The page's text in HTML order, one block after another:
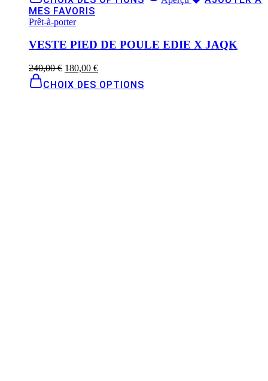
MES FAVORIS
Prêt-à-porter
VESTE PIED DE POULE EDIE X JAQK
240,00€ 180,00 €
CHOIX DES OPTIONS